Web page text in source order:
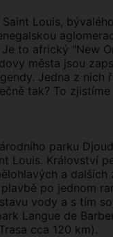
Louis,
to africký "New
města jsou
Jedna z
tak? To
parku
Louis. Království
a
po jednom
vody a s tím
Langue de
cca 120 km).